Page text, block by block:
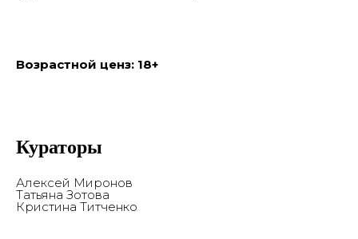
Возрастной ценз: 18+
Кураторы
Алексей Миронов
Татьяна Зотова
Кристина Титченко